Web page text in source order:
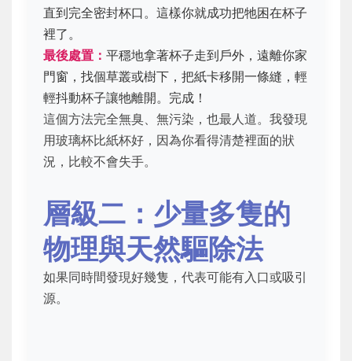
直到完全密封杯口。這樣你就成功把牠困在杯子
裡了。
最後處置： 平穩地拿著杯子走到戶外，遠離你家
門窗，找個草叢或樹下，把紙卡移開一條縫，輕
輕抖動杯子讓牠離開。完成！
這個方法完全無臭、無污染，也最人道。我發現
用玻璃杯比紙杯好，因為你看得清楚裡面的狀
況，比較不會失手。
層級二：少量多隻的
物理與天然驅除法
如果同時間發現好幾隻，代表可能有入口或吸引
源。